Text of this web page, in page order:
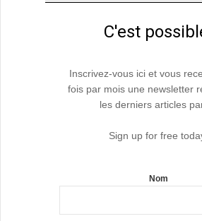
C'est
Inscrivez-vous ici et vous
fois par mois une newsletter
les derniers articles
Sign up for free
Nom